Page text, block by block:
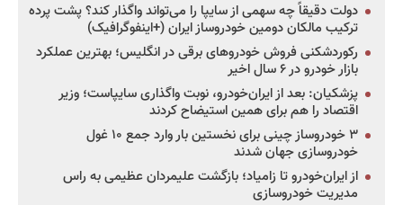
دولت دقیقاً چه سهمی از سایپا را می‌تواند واگذار کند؟ پشت پرده
ترکیب مالکان دومین خودروساز ایران (+اینفوگرافیک)
رکوردشکنی فروش خودروهای برقی در انگلیس؛ بهترین عملکرد
بازار خودرو در ۶ سال اخیر
پزشکیان: بعد از ایران‌خودرو، نوبت واگذاری سایپاست؛ وزیر
اقتصاد را هم برای همین استیضاح کردند
۳ خودروساز چینی برای نخستین بار وارد جمع ۱۰ غول
خودروسازی جهان شدند
از ایران‌خودرو تا زامیاد؛ بازگشت علیمردان عظیمی به راس
مدیریت خودروسازی